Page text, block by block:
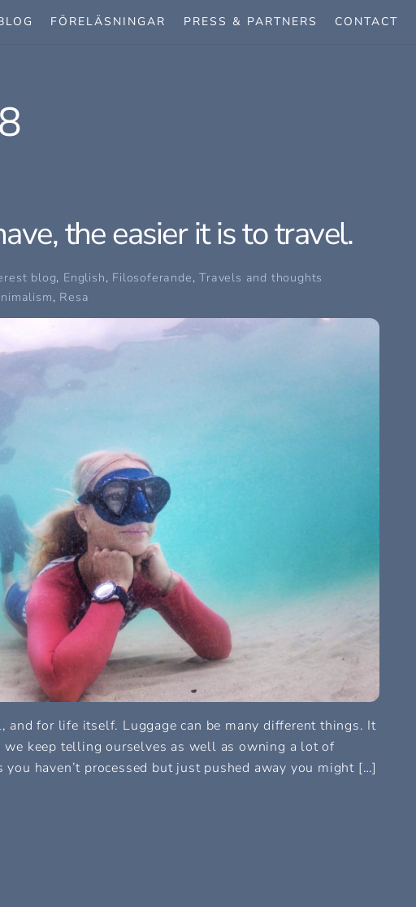
FÖRELÄSNINGAR PRESS & PARTNERS CONTACT
the easier it is to travel.
blog, English, Filosoferande,Travels and thoughts
, Resa
and for life itself. Luggage can be many different things. It
keep telling ourselves as well as owning a lot of
haven’t processed but just pushed away you might […]